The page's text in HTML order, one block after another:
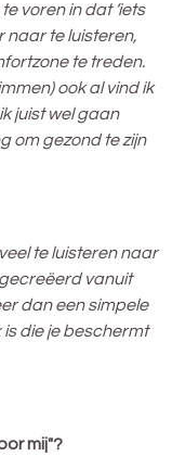
voren in dat ‘iets
naar te luisteren,
te treden.
ook al vind ik
juist wel gaan
om gezond te zijn
te luisteren naar
vanuit
dan een simpele
is die je beschermt
mij"?